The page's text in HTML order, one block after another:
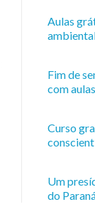
Aulas
Fim de
com
Curso
Um
do